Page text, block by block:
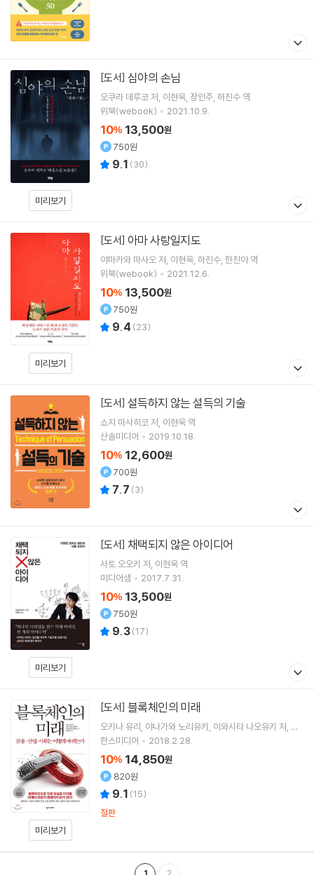
미리보기
[도서] 심야의 손님
오쿠라 데루코 저 이현욱 장인주 하진수 역
위북(webook)
2021.10.9.
10% 13,500원
750원
9.1 (30)
미리보기
[도서] 아마 사랑일지도
야마카와 마사오 저 이현욱 하진수 한진아역
위북(webook)
2021.12.6.
10% 13,500원
750원
9.4 (23)
[도서] 설득하지 않는 설득의 기술
쇼지 마사히코 저 이현욱 역
산솔미디어
2019.10.18.
10% 12,600원
700원
7.7 (3)
미리보기
[도서] 채택되지 않은 아이디어
사토 오오키 저 이현욱 역
미디어샘
2017.7.31.
10% 13,500원
750원
9.3(17)
미리보기
[도서] 블록체인의 미래
오키나 유리 야나가와 노리유키 이와시타 나오유키 저 이
현욱역
한스미디어 2018.2.28.
10% 14,850원
820원
9.1 (15)
절판